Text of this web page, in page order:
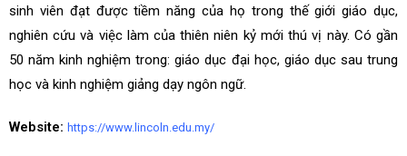
sinh viên đạt được tiềm năng của họ trong thế giới giáo dục,
nghiên cứu và việc làm của thiên niên kỷ mới thú vị này. Có gần
50 năm kinh nghiệm trong: giáo dục đại học, giáo dục sau trung
học và kinh nghiệm giảng dạy ngôn ngữ.
Website: https://www.lincoln.edu.my/